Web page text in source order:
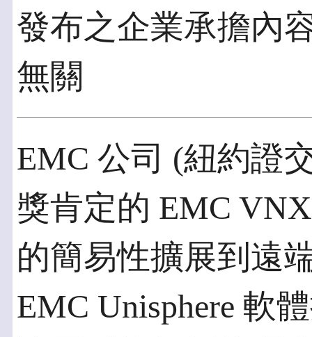
發布之企業承擔內
無關
EMC 公司 (紐約證
獎肯定的 EMC
的簡易性擴展到遠
EMC Unisphere 軟